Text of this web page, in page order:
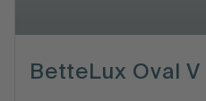
BetteLux Oval